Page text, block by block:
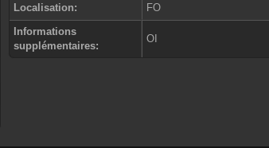
Localisation:
FO
Informations
supplémentaires:
OI